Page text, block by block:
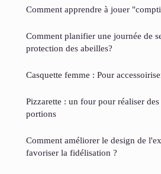
Comment apprendre à jouer
Comment planifier une journée de
protection des abeilles?
Casquette femme : Pour
Pizzarette : un four pour réaliser
portions
Comment améliorer le design de
favoriser la fidélisation ?